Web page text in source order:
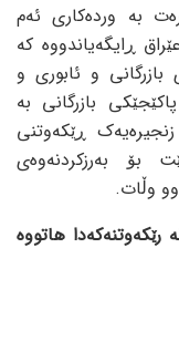
بە وردەکاری ئەم
ڕایگەیاندووە کە
بازرگانی و ئابوری و
بازرگانی بە
بە زنجیرەیەک ڕێکەوتنی
بۆ بەرزکردنەوەی
وڵات.
رێكه‌وتنه‌كه‌دا هاتووه‌